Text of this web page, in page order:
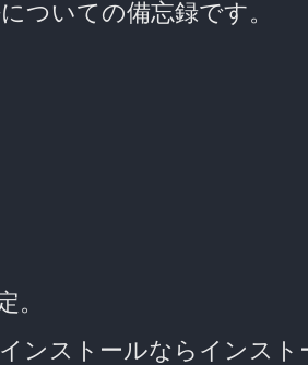
ついての備忘録です。
ンストールならインスト